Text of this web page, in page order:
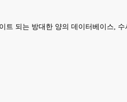
되는 방대한 양의 데이터베이스, 수